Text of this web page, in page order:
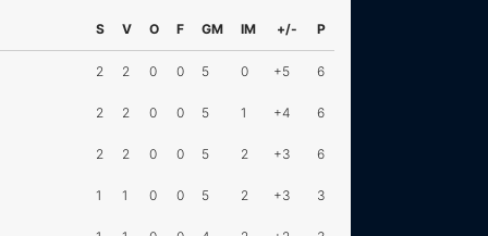
S V O F GM IM +/- P
2 2 0 0 5 0 +5 6
2 2 0 0 5 1 +4 6
2 2 0 0 5 2 +3 6
1 1 0 0 5 2 +3 3